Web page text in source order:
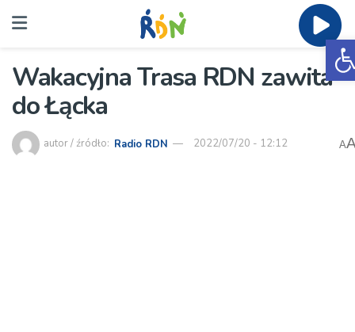
Wakacyjna Trasa RDN zawita
do Łącka
autor / źródło: Radio RDN 2022/07/20 - 12:12 A